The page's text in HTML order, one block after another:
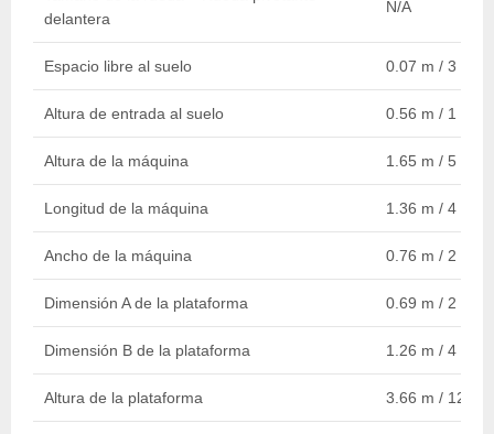
delantera
N/A
Espacio libre al suelo 0.07 m / 3 in.
Altura de entrada al suelo 0.56 m / 1 ft
Altura de la máquina 1.65 m / 5 ft
Longitud de la máquina 1.36 m / 4 ft
Ancho de la máquina 0.76 m / 2 ft
Dimensión A de la plataforma 0.69 m / 2 ft
Dimensión B de la plataforma 1.26 m / 4 ft
Altura de la plataforma 3.66 m / 12 ft